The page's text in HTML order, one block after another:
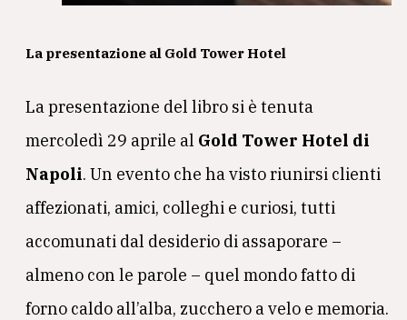
La presentazione al Gold Tower Hotel
La presentazione del libro si è tenuta
mercoledì 29 aprile al Gold Tower Hotel di
Napoli. Un evento che ha visto riunirsi clienti
affezionati, amici, colleghi e curiosi, tutti
accomunati dal desiderio di assaporare –
almeno con le parole – quel mondo fatto di
forno caldo all’alba, zucchero a velo e memoria.